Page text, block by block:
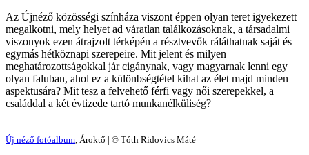
Az Újnéző közösségi színháza viszont éppen olyan teret igyekezett
megalkotni, mely helyet ad váratlan találkozásoknak, a társadalmi
viszonyok ezen átrajzolt térképén a résztvevők ráláthatnak saját és
egymás hétköznapi szerepeire. Mit jelent és milyen
meghatározottságokkal jár cigánynak, vagy magyarnak lenni egy
olyan faluban, ahol ez a különbségtétel kihat az élet majd minden
aspektusára? Mit tesz a felvehető férfi vagy női szerepekkel, a
családdal a két évtizede tartó munkanélküliség?
Új néző fotóalbum , Ároktő | © Tóth Ridovics Máté